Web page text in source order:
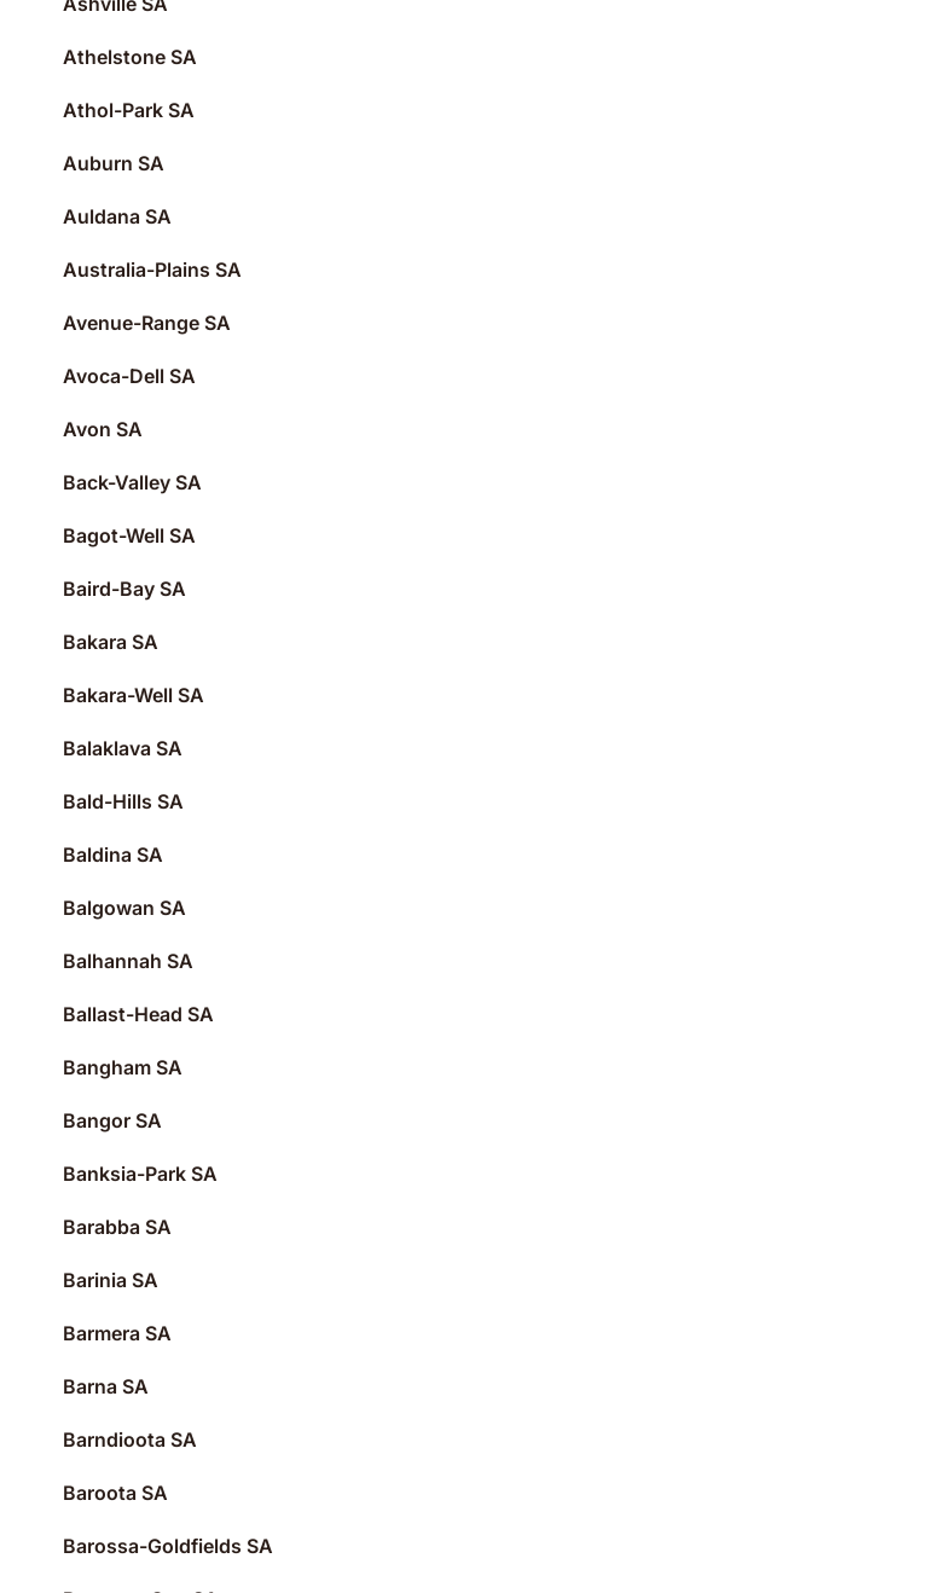
Athelstone SA
Athol-Park SA
Auburn SA
Auldana SA
Australia-Plains SA
Avenue-Range SA
Avoca-Dell SA
Avon SA
Back-Valley SA
Bagot-Well SA
Baird-Bay SA
Bakara SA
Bakara-Well SA
Balaklava SA
Bald-Hills SA
Baldina SA
Balgowan SA
Balhannah SA
Ballast-Head SA
Bangham SA
Bangor SA
Banksia-Park SA
Barabba SA
Barinia SA
Barmera SA
Barna SA
Barndioota SA
Baroota SA
Barossa-Goldfields SA